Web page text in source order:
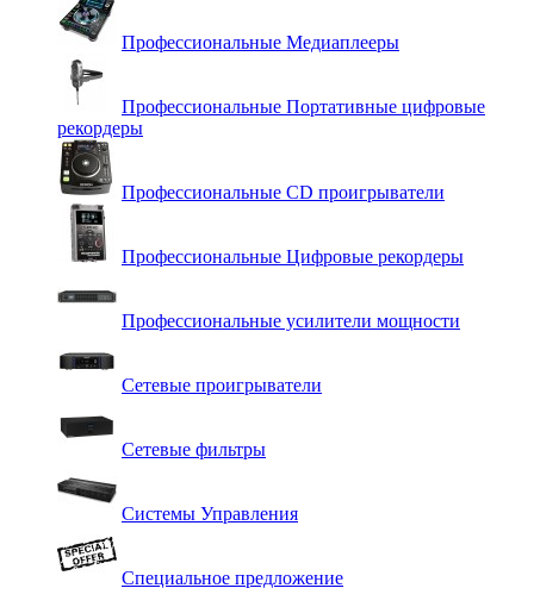
Профессиональные Медиаплееры
Профессиональные Портативные цифровые
рекордеры
Профессиональные СD проигрыватели
Профессиональные Цифровые рекордеры
Профессиональные усилители мощности
Сетевые проигрыватели
Сетевые фильтры
Системы Управления
Специальное предложение